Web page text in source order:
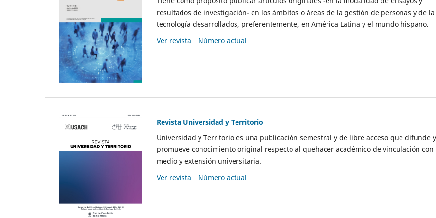
resultados de investigación- en los ámbitos o áreas de la gestión de personas y de la
tecnología desarrollados, preferentemente, en América Latina y el mundo hispano.
Ver revista
Número actual
Revista Universidad y Territorio
Universidad y Territorio es una publicación semestral y de libre acceso que difunde y
promueve conocimiento original respecto al quehacer académico de vinculación con
medio y extensión universitaria.
Ver revista
Número actual